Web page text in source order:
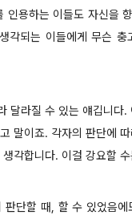
인용하는 이들도 자신을
각되는 이들에게 무슨 충
달라질 수 있는 얘깁니다
말이죠. 각자의 판단에
각합니다. 이걸 강요할
판단할 때, 할 수 있었음에